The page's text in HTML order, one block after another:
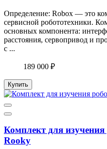
Определение: Robox — это
сервисной робототехники.
основных компонента:
расстояния, сервопривод и
с ...
189 000 ₽
Купить
Комплект для
Rooky